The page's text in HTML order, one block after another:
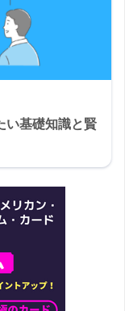
い基礎知識と賢